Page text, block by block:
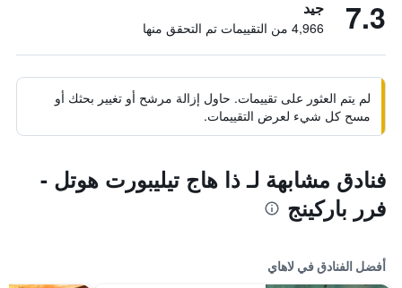
7.3 جيد
4,966 من التقييمات تم التحقق منها
لم يتم العثور على تقييمات. حاول إزالة مرشح أو تغيير بحثك أو
مسح كل شيء لعرض التقييمات.
فنادق مشابهة لـ ذا هاج تيليبورت هوتل -
فرر باركينج
أفضل الفنادق في لاهاي